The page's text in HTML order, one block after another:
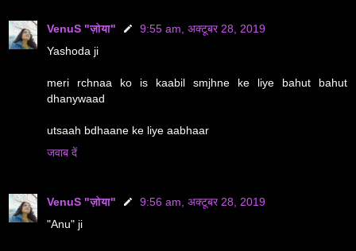
VenuS "ज़ोया"
9:55 am, अक्टूबर 28, 2019
Yashoda ji
meri rchnaa ko is kaabil smjhne ke liye bahut bahut
dhanywaad
utsaah bdhaane ke liye aabhaar
जवाब दें
VenuS "ज़ोया"
9:56 am, अक्टूबर 28, 2019
"Anu" ji